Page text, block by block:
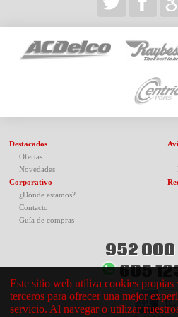
Destacados
Ofertas
Novedades
Corporativo
¿Dónde estamos?
Contacto
Guía de compras
952
605
Este sitio web utiliza cookies propias
terceros para ofrecer una mejor
servicio. Al navegar o utilizar